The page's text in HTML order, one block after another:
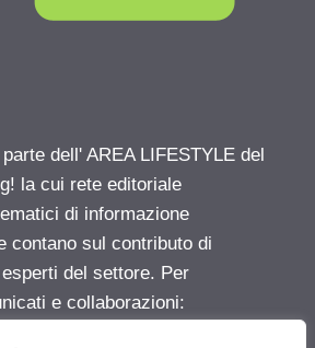
dell' AREA LIFESTYLE del
la cui rete editoriale
di informazione
contano sul contributo di
del settore. Per
e collaborazioni: